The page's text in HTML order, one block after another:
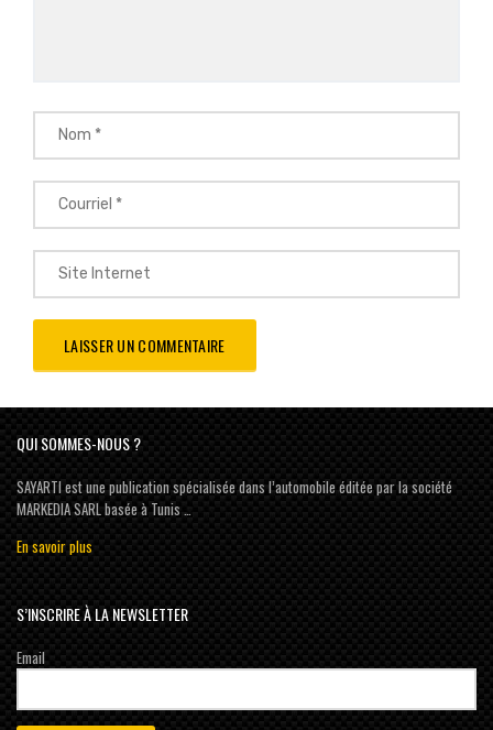
QUI SOMMES-NOUS ?
SAYARTI est une publication spécialisée dans l’automobile éditée par la société
MARKEDIA SARL basée à Tunis …
En savoir plus
S’INSCRIRE À LA NEWSLETTER
Email